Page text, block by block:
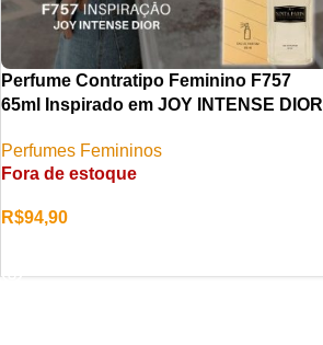
Perfume Contratipo Feminino F757
65ml Inspirado em JOY INTENSE DIOR
Perfumes Femininos
Fora de estoque
R$94,90